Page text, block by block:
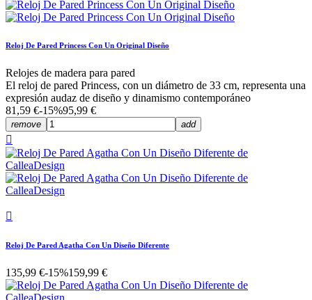
Reloj De Pared Princess Con Un Original Diseño
Relojes de madera para pared
El reloj de pared Princess, con un diámetro de 33 cm, representa una
expresión audaz de diseño y dinamismo contemporáneo
81,59 €-15%95,99 €
remove add


Reloj De Pared Agatha Con Un Diseño Diferente
135,99 €-15%159,99 €